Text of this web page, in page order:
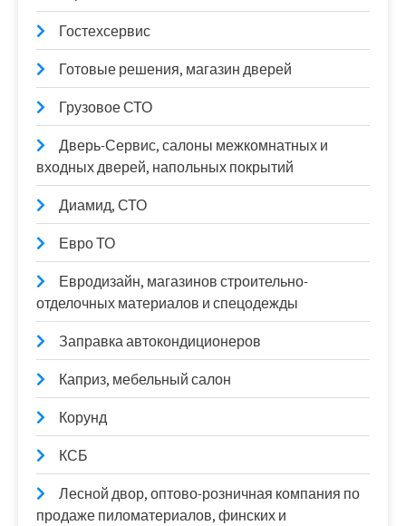
Гостехсервис
Готовые решения, магазин дверей
Грузовое СТО
Дверь-Сервис, салоны межкомнатных и
входных дверей, напольных покрытий
Диамид, СТО
Евро ТО
Евродизайн, магазинов строительно-
отделочных материалов и спецодежды
Заправка автокондиционеров
Каприз, мебельный салон
Корунд
КСБ
Лесной двор, оптово-розничная компания по
продаже пиломатериалов, финских и